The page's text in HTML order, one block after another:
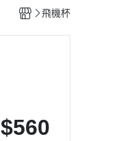
飛機杯
$560